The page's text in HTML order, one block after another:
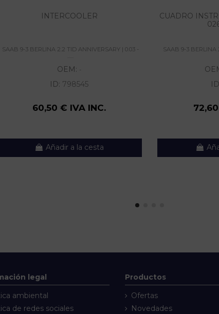
INTERCOOLER
SAAB 9-3 BERLINA 2.2 TID ANNIVERSARY | 0.03 -
OEM: -
ID: 798545
60,50 € IVA INC.
Añadir a la cesta
CUADRO
SAAB 9-3 BERLINA
legal
ambiental
de redes sociales
Productos
Ofertas
Novedades